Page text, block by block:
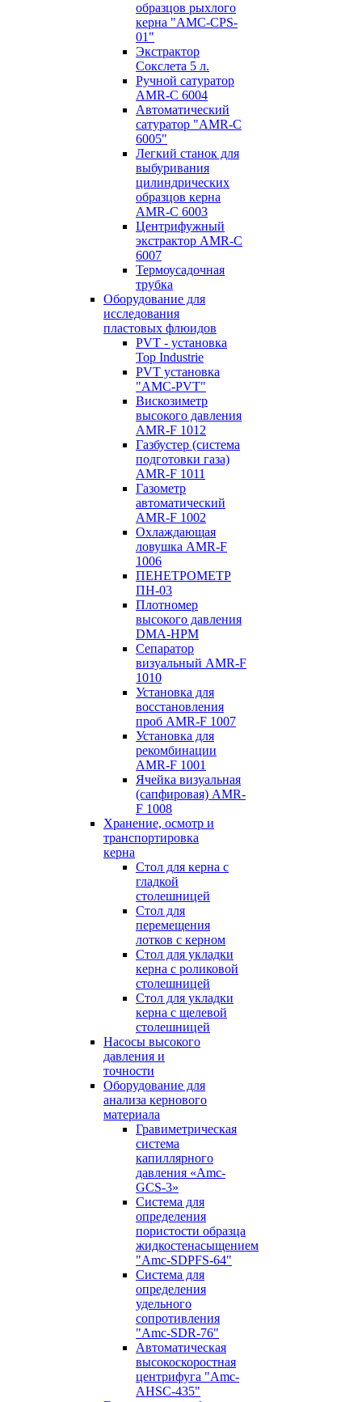
образцов рыхлого
керна "AMC-CPS-
01"
Экстрактор
Сокслета 5 л.
Ручной сатуратор
AMR-C 6004
Автоматический
сатуратор "AMR-C
6005"
Легкий станок для
выбуривания
цилиндрических
образцов керна
AMR-C 6003
Центрифужный
экстрактор AMR-C
6007
Термоусадочная
трубка
Оборудование для
исследования
пластовых флюидов
PVT - установка
Top Industrie
PVT установка
"AMC-PVT"
Вискозиметр
высокого давления
AMR-F 1012
Газбустер (система
подготовки газа)
AMR-F 1011
Газометр
автоматический
AMR-F 1002
Охлаждающая
ловушка AMR-F
1006
ПЕНЕТРОМЕТР
ПН-03
Плотномер
высокого давления
DMA-HPM
Сепаратор
визуальный AMR-F
1010
Установка для
восстановления
проб AMR-F 1007
Установка для
рекомбинации
AMR-F 1001
Ячейка визуальная
(сапфировая) AMR-
F 1008
Хранение, осмотр и
транспортировка
керна
Стол для керна с
гладкой
столешницей
Стол для
перемещения
лотков с керном
Стол для укладки
керна с роликовой
столешницей
Стол для укладки
керна с щелевой
столешницей
Насосы высокого
давления и
точности
Оборудование для
анализа кернового
материала
Гравиметрическая
система
капиллярного
давления «Amc-
GCS-3»
Система для
определения
пористости образца
жидкостенасыщением
"Amc-SDPFS-64"
Система для
определения
удельного
сопротивления
"Amc-SDR-76"
Автоматическая
высокоскоростная
центрифуга "Amc-
AHSC-435"